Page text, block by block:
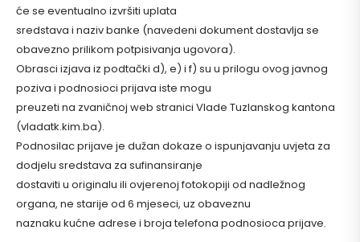
će se eventualno izvršiti uplata
sredstava i naziv banke (navedeni dokument dostavlja se
obavezno prilikom potpisivanja ugovora).
Obrasci izjava iz podtački d), e) i f) su u prilogu ovog javnog
poziva i podnosioci prijava iste mogu
preuzeti na zvaničnoj web stranici Vlade Tuzlanskog kantona
(vladatk.kim.ba).
Podnosilac prijave je dužan dokaze o ispunjavanju uvjeta za
dodjelu sredstava za sufinansiranje
dostaviti u originalu ili ovjerenoj fotokopiji od nadležnog
organa, ne starije od 6 mjeseci, uz obaveznu
naznaku kućne adrese i broja telefona podnosioca prijave.